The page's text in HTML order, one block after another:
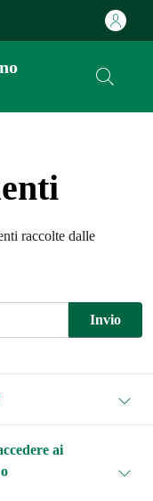
raccolte dalle
Invio
ai